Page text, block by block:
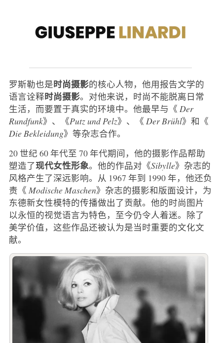
罗斯勒也是时尚摄影的核心人物，他用报告文学的
语言诠释时尚摄影。对他来说，时尚不能脱离日常
生活，而要置于真实的环境中。他最早与《 Der
Rundfunk》、《Putz und Pelz》、《 Der Brühl》和《
Die Bekleidung》等杂志合作。
20 世纪 60 年代至 70 年代期间，他的摄影作品帮助
塑造了现代女性形象。他的作品对《Sibylle》杂志的
风格产生了深远影响。从 1967 年到 1990 年，他还负
责《 Modische Maschen》杂志的摄影和版面设计，为
东德新女性模特的传播做出了贡献。他的时尚图片
以永恒的视觉语言为特色，至今仍令人着迷。除了
美学价值，这些作品还被认为是当时重要的文化文
献。